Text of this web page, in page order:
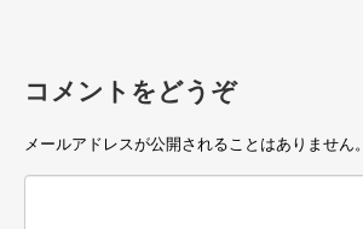
コメントをどうぞ
メールアドレスが公開されることはありません。